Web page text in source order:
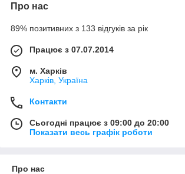
Про нас
89% позитивних з 133 відгуків за рік
Працює з 07.07.2014
м. Харків
Харків, Україна
Контакти
Сьогодні працює з 09:00 до 20:00
Показати весь графік роботи
Про нас